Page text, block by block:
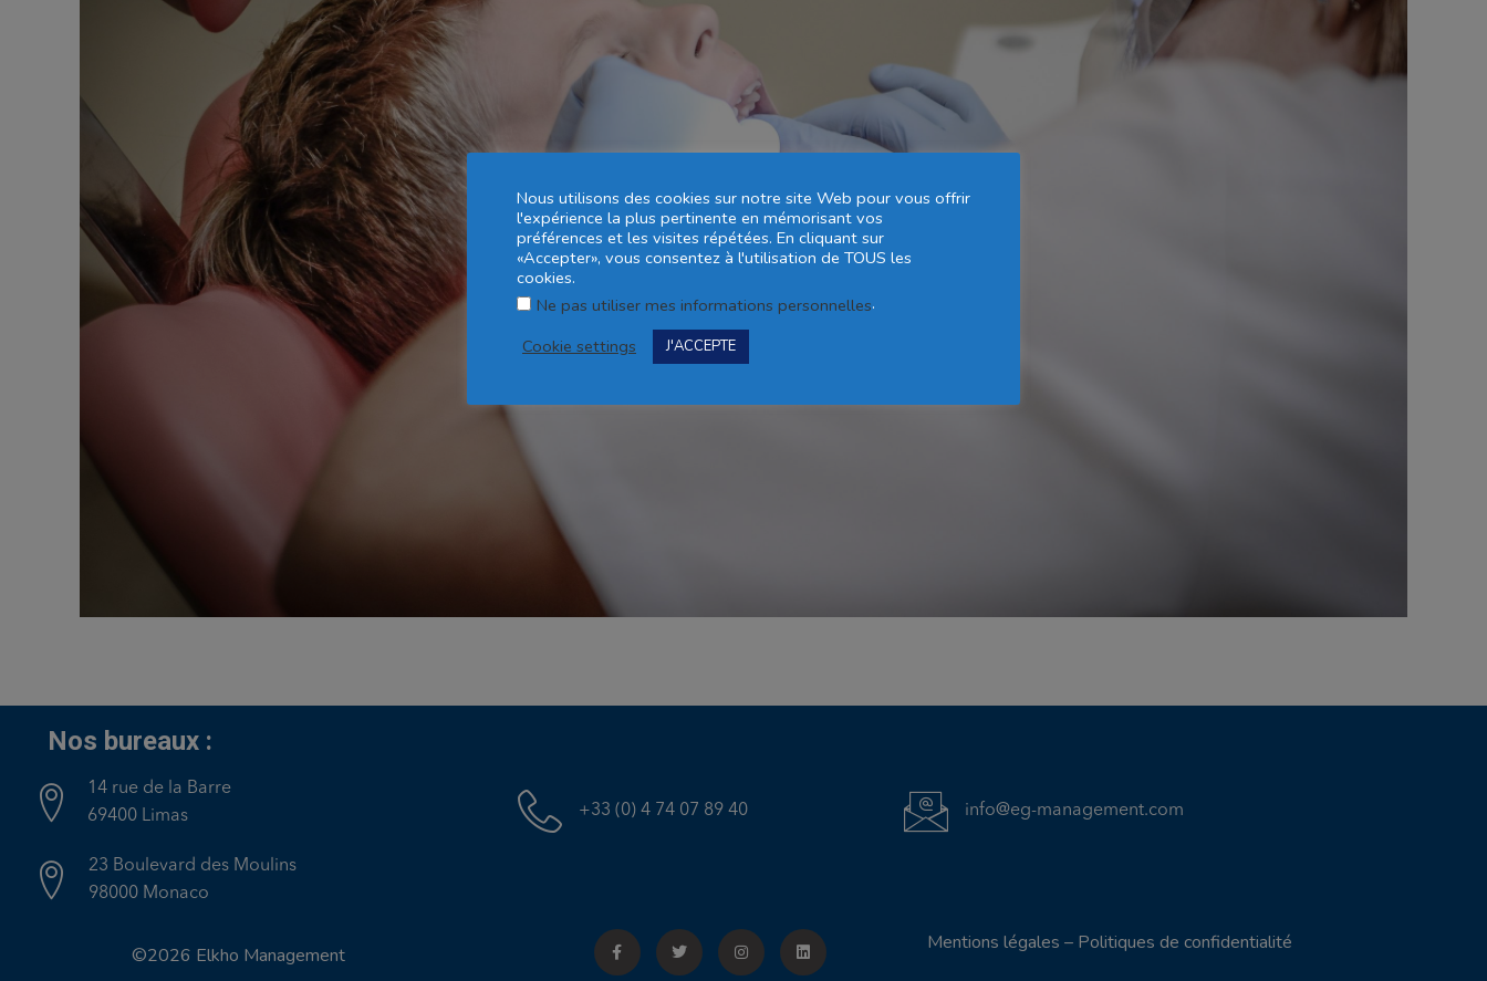
Nos bureaux :
14 rue de la Barre
69400 Limas
23 Boulevard des Moulins
98000 Monaco
+33 (0) 4 74 07 89 40 info@eg-management.com
©2026 Elkho Management
Mentions légales – Politiques de confidentialité
Nous utilisons des cookies sur notre site Web pour vous offrir
l'expérience la plus pertinente en mémorisant vos
préférences et les visites répétées. En cliquant sur
«Accepter», vous consentez à l'utilisation de TOUS les
cookies.
Ne pas utiliser mes informations personnelles.
Cookie settings
J'ACCEPTE